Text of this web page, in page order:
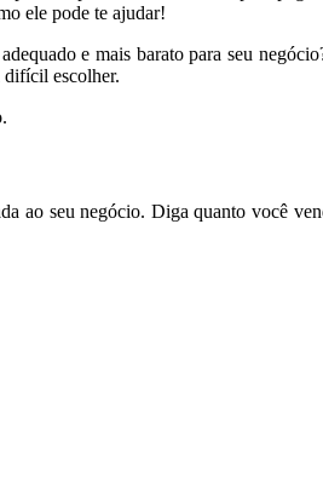
ele pode te ajudar!
e mais barato para seu
difícil escolher.
ao seu negócio. Diga quanto você